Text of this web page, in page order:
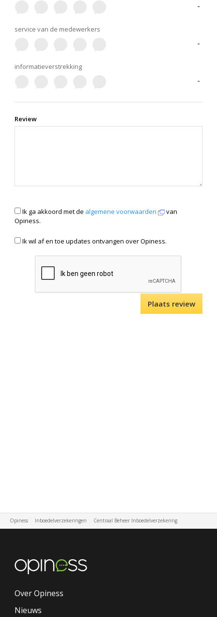
-
service van de medewerkers
-
informatieverstrekking
-
Review
Ik ga akkoord met de algemene voorwaarden
van
Opiness.
Ik wil af en toe updates ontvangen over Opiness.
Opiness Inboedelverzekeringen Centraal Beheer Inboedelverzekering
Over Opiness
Nieuws